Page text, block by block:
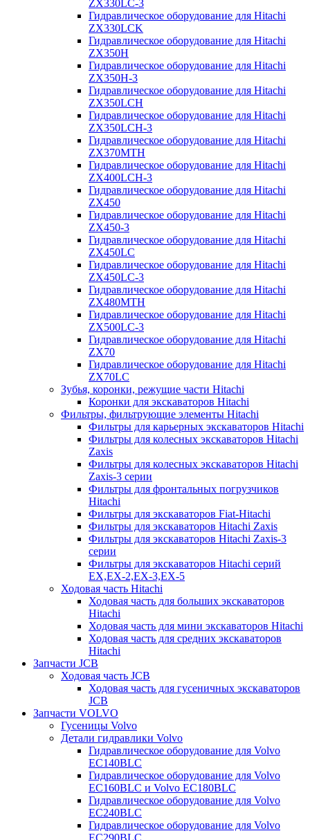
ZX330LC-3
Гидравлическое оборудование для Hitachi
ZX330LCK
Гидравлическое оборудование для Hitachi
ZX350H
Гидравлическое оборудование для Hitachi
ZX350H-3
Гидравлическое оборудование для Hitachi
ZX350LCH
Гидравлическое оборудование для Hitachi
ZX350LCH-3
Гидравлическое оборудование для Hitachi
ZX370MTH
Гидравлическое оборудование для Hitachi
ZX400LCH-3
Гидравлическое оборудование для Hitachi
ZX450
Гидравлическое оборудование для Hitachi
ZX450-3
Гидравлическое оборудование для Hitachi
ZX450LC
Гидравлическое оборудование для Hitachi
ZX450LC-3
Гидравлическое оборудование для Hitachi
ZX480MTH
Гидравлическое оборудование для Hitachi
ZX500LC-3
Гидравлическое оборудование для Hitachi
ZX70
Гидравлическое оборудование для Hitachi
ZX70LC
Зубья, коронки, режущие части Hitachi
Коронки для экскаваторов Hitachi
Фильтры, фильтрующие элементы Hitachi
Фильтры для карьерных экскаваторов Hitachi
Фильтры для колесных экскаваторов Hitachi
Zaxis
Фильтры для колесных экскаваторов Hitachi
Zaxis-3 серии
Фильтры для фронтальных погрузчиков
Hitachi
Фильтры для экскаваторов Fiat-Hitachi
Фильтры для экскаваторов Hitachi Zaxis
Фильтры для экскаваторов Hitachi Zaxis-3
серии
Фильтры для экскаваторов Hitachi серий
EX,EX-2,EX-3,EX-5
Ходовая часть Hitachi
Ходовая часть для больших экскаваторов
Hitachi
Ходовая часть для мини экскаваторов Hitachi
Ходовая часть для средних экскаваторов
Hitachi
Запчасти JCB
Ходовая часть JCB
Ходовая часть для гусеничных экскаваторов
JCB
Запчасти VOLVO
Гусеницы Volvo
Детали гидравлики Volvo
Гидравлическое оборудование для Volvo
EC140BLC
Гидравлическое оборудование для Volvo
EC160BLC и Volvo EC180BLC
Гидравлическое оборудование для Volvo
EC240BLC
Гидравлическое оборудование для Volvo
EC290BLC